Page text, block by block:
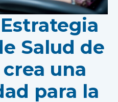
Salud de
una
para la